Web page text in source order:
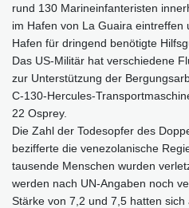
rund 130 Marineinfanteristen
im Hafen von La Guaira eintreffen
Hafen für dringend benötigte
Das US-Militär hat verschiedene
zur Unterstützung der
C-130-Hercules-
22 Osprey.
Die Zahl der Todesopfer des
bezifferte die venezolanische
tausende Menschen wurden
werden nach UN-Angaben noch
Stärke von 7,2 und 7,5 hatten